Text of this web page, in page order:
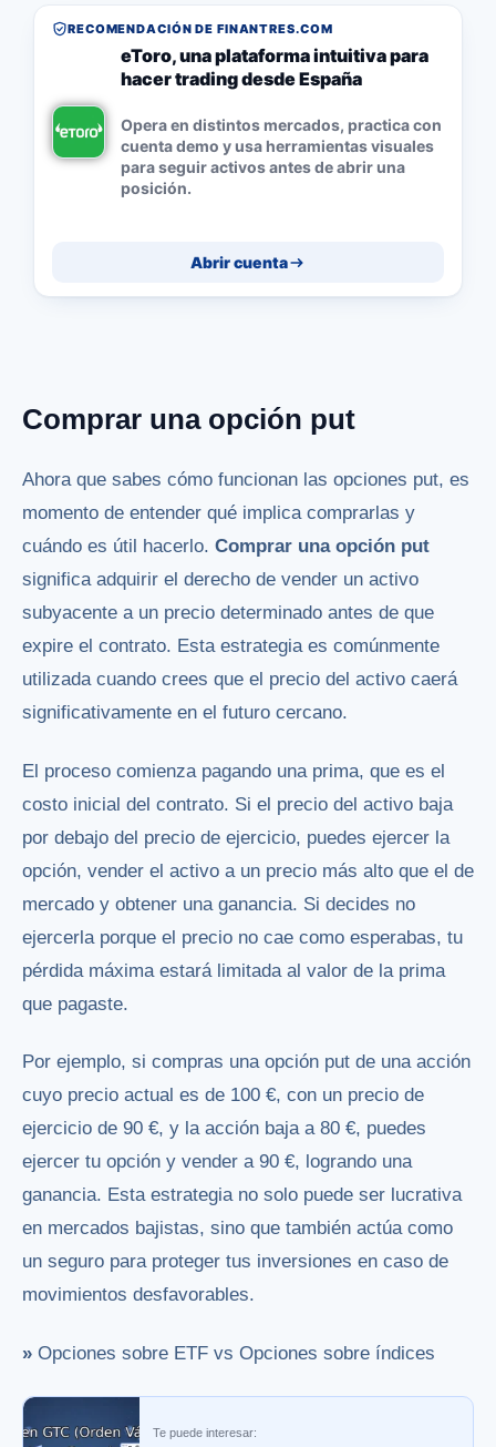
RECOMENDACIÓN DE FINANTRES.COM
eToro, una plataforma intuitiva para
hacer trading desde España
Opera en distintos mercados, practica con
cuenta demo y usa herramientas visuales
para seguir activos antes de abrir una
posición.
Abrir cuenta
Comprar una opción put
Ahora que sabes cómo funcionan las opciones put, es
momento de entender qué implica comprarlas y
cuándo es útil hacerlo. Comprar una opción put
significa adquirir el derecho de vender un activo
subyacente a un precio determinado antes de que
expire el contrato. Esta estrategia es comúnmente
utilizada cuando crees que el precio del activo caerá
significativamente en el futuro cercano.
El proceso comienza pagando una prima, que es el
costo inicial del contrato. Si el precio del activo baja
por debajo del precio de ejercicio, puedes ejercer la
opción, vender el activo a un precio más alto que el de
mercado y obtener una ganancia. Si decides no
ejercerla porque el precio no cae como esperabas, tu
pérdida máxima estará limitada al valor de la prima
que pagaste.
Por ejemplo, si compras una opción put de una acción
cuyo precio actual es de 100 €, con un precio de
ejercicio de 90 €, y la acción baja a 80 €, puedes
ejercer tu opción y vender a 90 €, logrando una
ganancia. Esta estrategia no solo puede ser lucrativa
en mercados bajistas, sino que también actúa como
un seguro para proteger tus inversiones en caso de
movimientos desfavorables.
» Opciones sobre ETF vs Opciones sobre índices
Te puede interesar: